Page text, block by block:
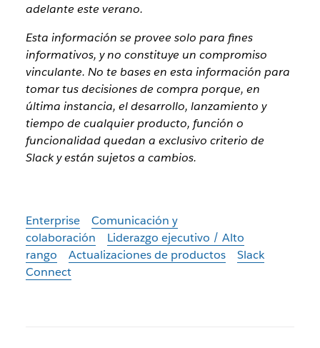
adelante este verano.
Esta información se provee solo para fines
informativos, y no constituye un compromiso
vinculante. No te bases en esta información para
tomar tus decisiones de compra porque, en
última instancia, el desarrollo, lanzamiento y
tiempo de cualquier producto, función o
funcionalidad quedan a exclusivo criterio de
Slack y están sujetos a cambios.
Enterprise
Comunicación y
colaboración
Liderazgo ejecutivo / Alto
rango
Actualizaciones de productos
Slack
Connect